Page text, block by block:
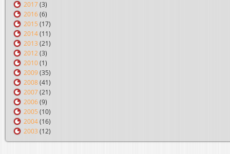
2017 (3)
2016 (6)
2015 (17)
2014 (11)
2013 (21)
2012 (3)
2010 (1)
2009 (35)
2008 (41)
2007 (21)
2006 (9)
2005 (10)
2004 (16)
2003 (12)